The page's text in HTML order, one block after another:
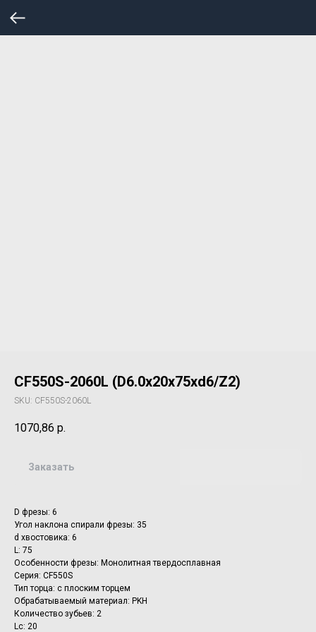
CF550S-2060L (D6.0x20x75xd6/Z2)
SKU: CF550S-2060L
1070,86 р.
Заказать
D фрезы: 6
Угол наклона спирали фрезы: 35
d хвостовика: 6
L: 75
Особенности фрезы: Монолитная твердосплавная
Серия: CF550S
Тип торца: с плоским торцем
Обрабатываемый материал: PKH
Количество зубьев: 2
Lc: 20